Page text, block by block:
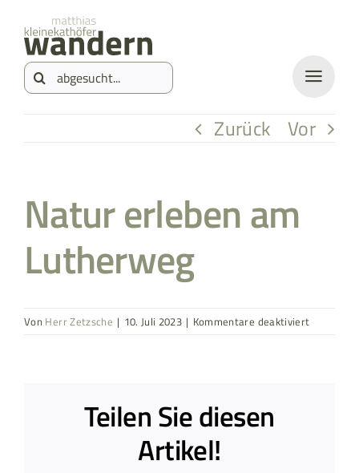
springen
Inhalt
springen
Suche
Zurück Vor
Natur erleben am
Lutherweg
Von Herr Zetzsche | 10. Juli 2023 | Kommentare deaktiviertfür
Teilen Sie diesen
Artikel!